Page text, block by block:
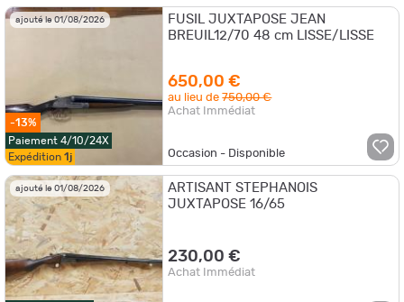
ajouté le 01/08/2026
-13%
Paiement 4/10/24X
Expédition 1j
FUSIL JUXTAPOSE JEAN
BREUIL12/70 48 cm LISSE/LISSE
650,00 €
au lieu de750,00 €
Achat Immédiat
Occasion - Disponible
ajouté le 01/08/2026
ARTISANT STEPHANOIS
JUXTAPOSE 16/65
230,00 €
Achat Immédiat